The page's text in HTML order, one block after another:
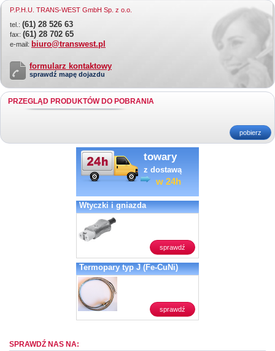
P.P.H.U. TRANS-WEST GmbH Sp. z o.o.
tel.: (61) 28 526 63
fax: (61) 28 702 65
e-mail: biuro@transwest.pl
formularz kontaktowy
sprawdź mapę dojazdu
PRZEGLĄD PRODUKTÓW DO POBRANIA
pobierz
towary
z dostawą
w 24h
Wtyczki i gniazda
sprawdź
Termopary typ J (Fe-CuNi)
sprawdź
SPRAWDŹ NAS NA: